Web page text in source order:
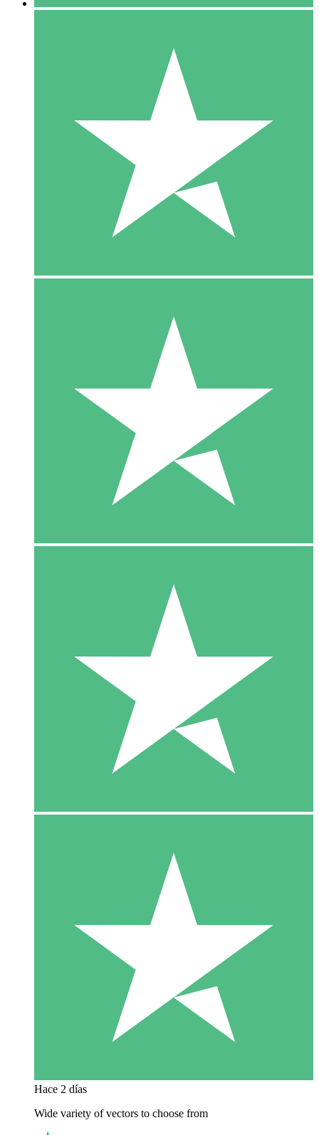
Hace 2 días
Wide variety of vectors to choose from